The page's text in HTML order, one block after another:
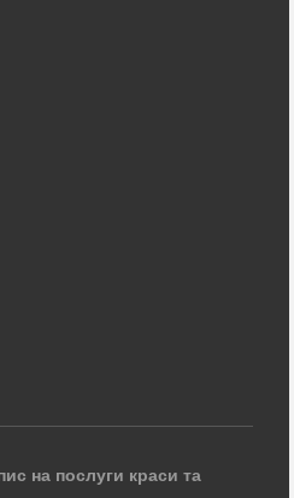
на послуги краси та